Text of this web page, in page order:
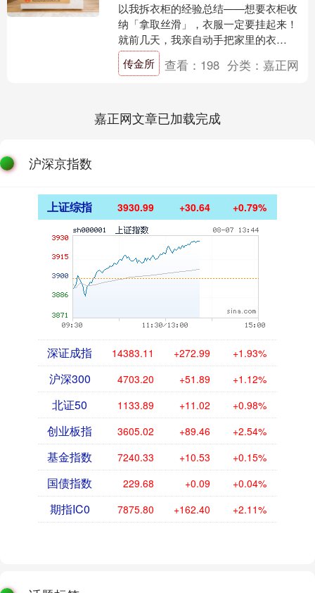
以我拆衣柜的经验总结——想要衣柜收
纳「拿取丝滑」，衣服一定要挂起来！
就前几天，我亲自动手把家里的衣
柜“拆”了，并把衣柜改造了一番！！ 现在
改造好用了几天，总结....
传金所 查看： 198 分类：嘉正网
嘉正网文章已加载完成
沪深京指数
上证综指 3930.99 +30.64 +0.79%
深证成指 14383.11 +272.99 +1.93%
沪深300 4703.20 +51.89 +1.12%
北证50 1133.89 +11.02 +0.98%
创业板指 3605.02 +89.46 +2.54%
基金指数 7240.33 +10.53 +0.15%
国债指数 229.68 +0.09 +0.04%
期指IC0 7875.80 +162.40 +2.11%